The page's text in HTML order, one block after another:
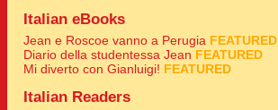
Italian eBooks
Jean e Roscoe vanno a Perugia FEATURED
Diario della studentessa Jean FEATURED
Mi diverto con Gianluigi! FEATURED
Italian Readers